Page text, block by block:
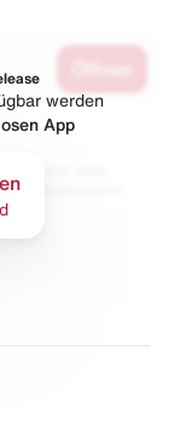
evtl. eine
gleich und du
werden
App